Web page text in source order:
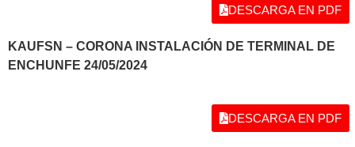
DESCARGA EN PDF
KAUFSN – CORONA INSTALACIÓN DE TERMINAL DE
ENCHUNFE 24/05/2024
DESCARGA EN PDF